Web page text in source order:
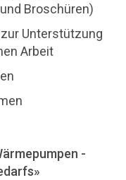
Broschüren)
Unterstützung
Arbeit
-